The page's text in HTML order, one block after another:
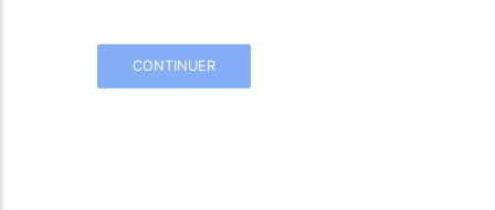
CONTINUER